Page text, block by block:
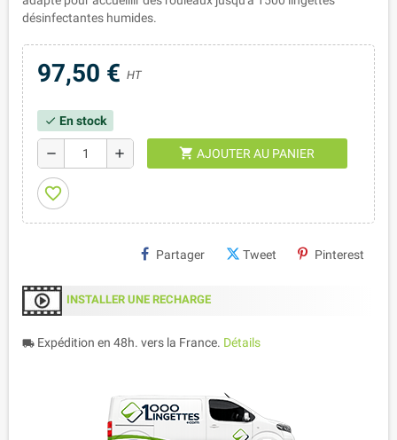
désinfectantes humides.
97,50 € HT
check En stock
remove add shopping_cart AJOUTER AU PANIER
favorite_border
Partager Tweet Pinterest
INSTALLER UNE RECHARGE
local_shipping Expédition en 48h. vers la France. Détails